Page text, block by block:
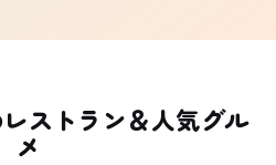
ストラン＆人気グル
メ